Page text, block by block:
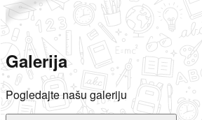
Galerija
Pogledajte našu galeriju